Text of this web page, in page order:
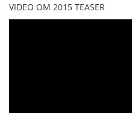
VIDEO OM 2015 TEASER